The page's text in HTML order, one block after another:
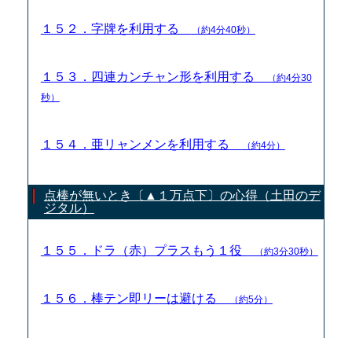
１５２．字牌を利用する （約4分40秒）
１５３．四連カンチャン形を利用する
（約4分30
秒）
１５４．亜リャンメンを利用する （約4分）
点棒が無いとき〔▲１万点下〕の心得（土田のデ
ジタル）
１５５．ドラ（赤）プラスもう１役 （約3分30秒）
１５６．棒テン即リーは避ける （約5分）